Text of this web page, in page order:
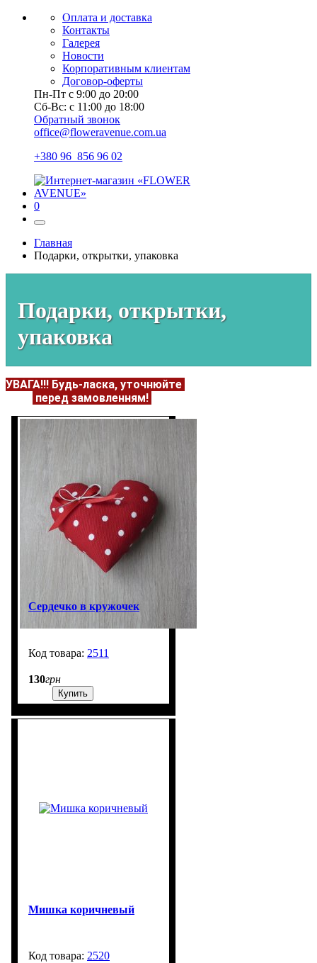
Оплата и доставка
Контакты
Галерея
Новости
Корпоративным клиентам
Договор-оферты
Пн-Пт с 9:00 до 20:00
Сб-Вс: с 11:00 до 18:00
Обратный звонок
office@floweravenue.com.ua
+380 96 856 96 02
0
Главная
Подарки, открытки, упаковка
Подарки, открытки,
упаковка
УВАГА!!! Будь-ласка, уточнюйте
перед замовленням!
Сердечко в кружочек
2511
130грн
Купить
Мишка коричневый
2520